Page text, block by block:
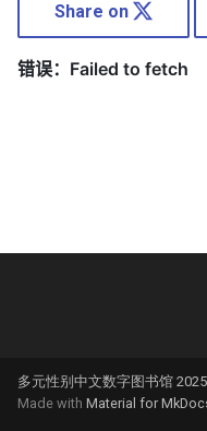
Share on
多元性别中文数字图书馆 2025
Made with Material for